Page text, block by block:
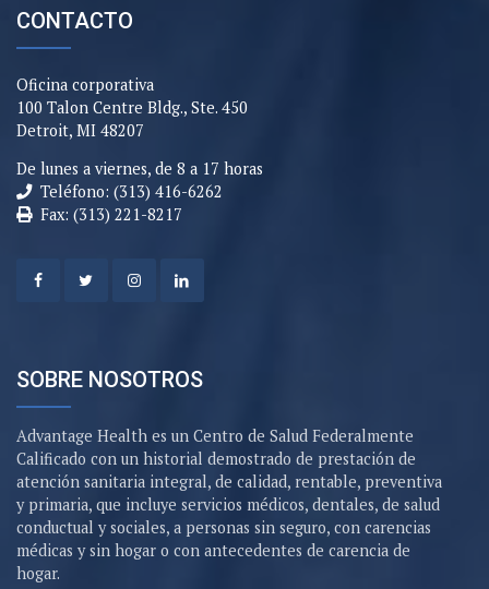
CONTACTO
Oficina corporativa
100 Talon Centre Bldg., Ste. 450
Detroit, MI 48207
De lunes a viernes, de 8 a 17 horas
Teléfono: (313) 416-6262
Fax: (313) 221-8217
SOBRE NOSOTROS
Advantage Health es un Centro de Salud Federalmente
Calificado con un historial demostrado de prestación de
atención sanitaria integral, de calidad, rentable, preventiva
y primaria, que incluye servicios médicos, dentales, de salud
conductual y sociales, a personas sin seguro, con carencias
médicas y sin hogar o con antecedentes de carencia de
hogar.